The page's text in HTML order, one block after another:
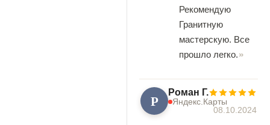
Рекомендую
Гранитную
мастерскую. Все
прошло легко.
Р Роман Г.
Яндекс.Карты
08.10.2024